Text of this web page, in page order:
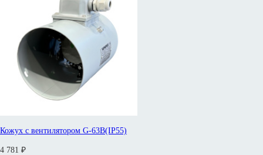
Кожух с вентилятором G-63B(IP55)
4 781 ₽